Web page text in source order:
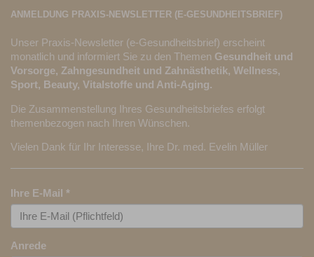
ANMELDUNG PRAXIS-NEWSLETTER (E-GESUNDHEITSBRIEF)
Unser Praxis-Newsletter (e-Gesundheitsbrief) erscheint
monatlich und informiert Sie zu den Themen Gesundheit und
Vorsorge, Zahngesundheit und Zahnästhetik, Wellness,
Sport, Beauty, Vitalstoffe und Anti-Aging.
Die Zusammenstellung Ihres Gesundheitsbriefes erfolgt
themenbezogen nach Ihren Wünschen.
Vielen Dank für Ihr Interesse, Ihre Dr. med. Evelin Müller
Ihre E-Mail *
Anrede